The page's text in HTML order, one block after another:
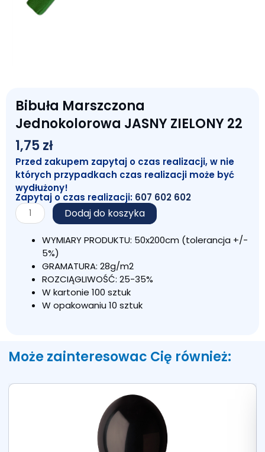
Bibuła Marszczona
Jednokolorowa JASNY ZIELONY 22
1,75 zł
Przed zakupem zapytaj o czas realizacji, w nie
których przypadkach czas realizacji może być
wydłużony!
Zapytaj o czas realizacji: 607 602 602
ilość
Bibuła
Marszczona
Jednokolorowa
ZIELONY
Dodaj do koszyka
WYMIARY PRODUKTU: 50x200cm (tolerancja +/-
5%)
GRAMATURA: 28g/m2
ROZCIĄGLIWOŚĆ: 25-35%
W kartonie 100 sztuk
W opakowaniu 10 sztuk
Może zainteresowac Cię również: